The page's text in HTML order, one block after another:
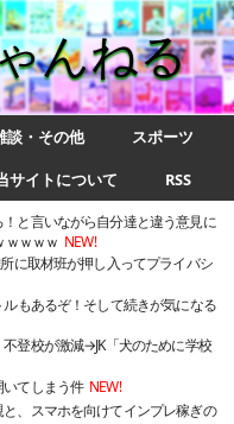
んねる
談・その他
スポーツ
サイトについて RSS
と言いながら自分達と違う意見に
ｗｗｗｗ NEW!
に取材班が押し入ってプライバシ
ルもあるぞ！そして続きが気になる
登校が激減→JK「犬のために学校
てしまう件 NEW!
、スマホを向けてインプレ稼ぎの